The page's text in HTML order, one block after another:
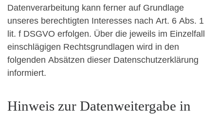
Datenverarbeitung kann ferner auf Grundlage
unseres berechtigten Interesses nach Art. 6 Abs. 1
lit. f DSGVO erfolgen. Über die jeweils im Einzelfall
einschlägigen Rechtsgrundlagen wird in den
folgenden Absätzen dieser Datenschutzerklärung
informiert.
Hinweis zur Datenweitergabe in